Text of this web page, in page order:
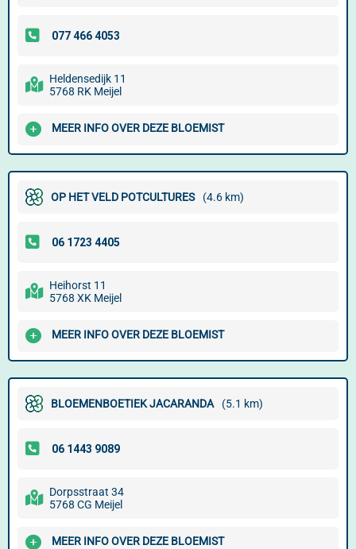
Heldensedijk 11
5768 RK Meijel
MEER INFO OVER DEZE BLOEMIST
OP HET VELD POTCULTURES (4.6 km)
Heihorst 11
5768 XK Meijel
MEER INFO OVER DEZE BLOEMIST
BLOEMENBOETIEK JACARANDA (5.1 km)
Dorpsstraat 34
5768 CG Meijel
MEER INFO OVER DEZE BLOEMIST